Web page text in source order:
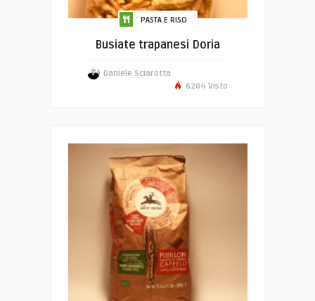
PASTA E RISO
Busiate trapanesi Doria
Daniele Sciarotta
6204 Visto